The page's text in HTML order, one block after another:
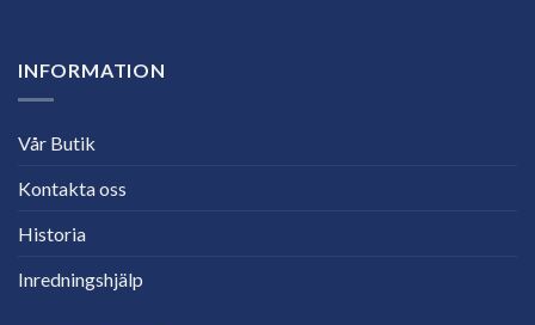
INFORMATION
Vår Butik
Kontakta oss
Historia
Inredningshjälp